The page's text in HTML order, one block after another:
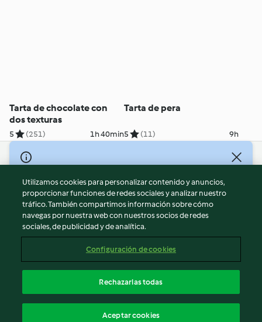
Tarta de chocolate con
dos texturas
5 (251) 1h 40min
Tarta de pera
5 (11) 9h
© Copyright 2026
Términos de uso
Política de privacidad
Aviso legal
Información legal
Reportar contenido
Declaración de accesibilidad
Utilizamos cookies para personalizar contenido y anuncios,
proporcionar funciones de redes sociales y analizar nuestro
tráfico. También compartimos información sobre cómo
navegas por nuestra web con nuestros socios de redes
sociales, de publicidad y de analítica.
Configuración de cookies
Rechazarlas todas
Aceptar cookies